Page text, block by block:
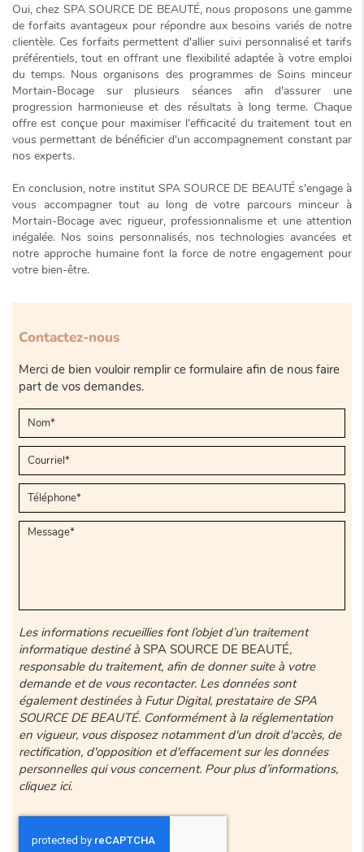
Oui, chez SPA SOURCE DE BEAUTÉ, nous proposons une gamme
deforfaits avantageux pour répondre aux besoins variés de notre
clientèle. Ces forfaits permettent d'allier suivi personnalisé et tarifs
préférentiels, tout en offrant une flexibilité adaptée à votre emploi
du temps. Nous organisons des programmes de Soins minceur
Mortain-Bocage sur plusieurs séances afin d'assurer une
progression harmonieuse et des résultats à long terme. Chaque
offre est conçue pour maximiser l'efficacité du traitement tout en
vous permettant de bénéficier d'un accompagnement constant par
nos experts.
En conclusion, notre institut SPA SOURCE DE BEAUTÉ s'engage à
vous accompagner tout au long de votre parcours minceur à
Mortain-Bocage avec rigueur, professionnalisme et une attention
inégalée. Nos soins personnalisés, nos technologies avancées et
notre approche humaine font la force de notre engagement pour
votre bien-être.
Contactez-nous
Merci de bien vouloir remplir ce formulaire afin de nous faire
part de vos demandes.
Les informations recueillies font l’objet d’un traitement
informatique destiné à SPA SOURCE DE BEAUTÉ,
responsable du traitement, afin de donner suite à votre
demande et de vous recontacter. Les données sont
également destinées à Futur Digital, prestataire de SPA
SOURCE DE BEAUTÉ. Conformément à la réglementation
en vigueur, vous disposez notamment d'un droit d'accès, de
rectification, d'opposition et d'effacement sur les données
personnelles qui vous concernent. Pour plus d’informations,
cliquez ici.